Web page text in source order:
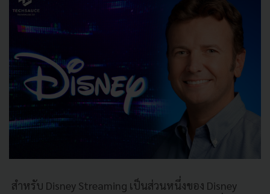
สำหรับ Disney Streaming เป็นส่วนหนึ่งของ Disney